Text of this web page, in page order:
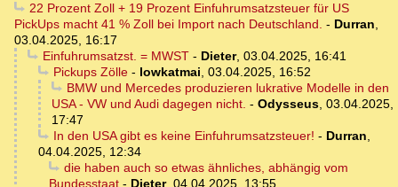
22 Prozent Zoll + 19 Prozent Einfuhrumsatzsteuer für US
PickUps macht 41 % Zoll bei Import nach Deutschland. - Durran,
03.04.2025, 16:17
Einfuhrumsatzst. = MWST- Dieter, 03.04.2025, 16:41
Pickups Zölle- lowkatmai, 03.04.2025, 16:52
BMW und Mercedes produzieren lukrative Modelle in den
USA - VW und Audi dagegen nicht. - Odysseus, 03.04.2025,
17:47
In den USA gibt es keine Einfuhrumsatzsteuer! - Durran,
04.04.2025, 12:34
die haben auch so etwas ähnliches, abhängig vom
Bundesstaat - Dieter, 04.04.2025, 13:55